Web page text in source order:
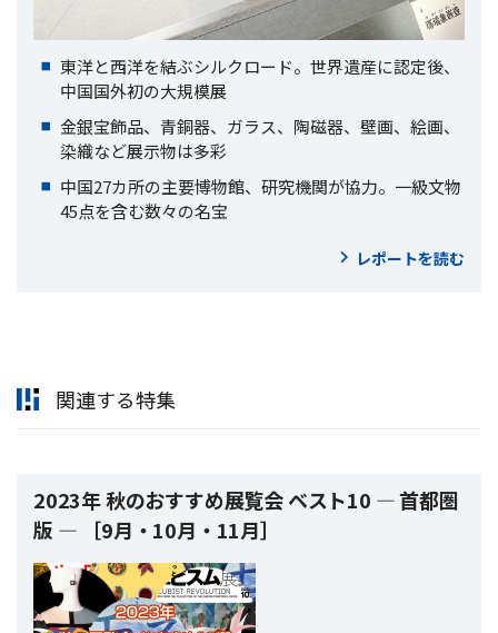
東洋と西洋を結ぶシルクロード。世界遺産に認定後、
中国国外初の大規模展
金銀宝飾品、青銅器、ガラス、陶磁器、壁画、絵画、
染織など展示物は多彩
中国27カ所の主要博物館、研究機関が協力。一級文物
45点を含む数々の名宝
レポートを読む
関連する特集
2023年 秋のおすすめ展覧会 ベスト10 ― 首都圏
版 ― ［9月・10月・11月］